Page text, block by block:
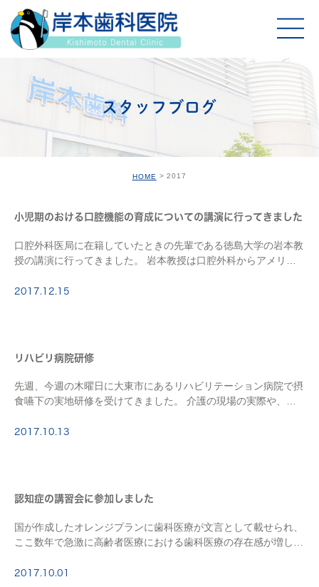
スタッフブログ
HOME 2017
小児期のおける口腔機能の育成についての講演に行ってきました
口腔外科医局に在籍していたときの先輩である徳島大学の岩本教
授の講演に行ってきました。 岩本教授は口腔外科からアメリカ
ませんが私が大学にいたころは、それまで2人しか […]
2017.12.15
リハビリ病院研修
先週、今週の木曜日に大東市にあるリハビリテーション病院で摂
食嚥下の実地研修を受けてきました。 介護の現場の実際や、栄
師、医師などの他職種連係、 普段はあまりみること […]
2017.10.13
認知症の講習会に参加しました
国が作成したオレンジプランに歯科医療が文言として載せられ、
ここ数年で急激に高齢者医療における歯科医療の存在感が増して
けてきましたが、 今回はずばり、認知症そのも […]
2017.10.01